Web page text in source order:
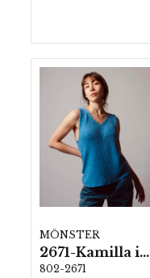
MÖNSTER
2671-Kamilla i New Arezzo
802-2671